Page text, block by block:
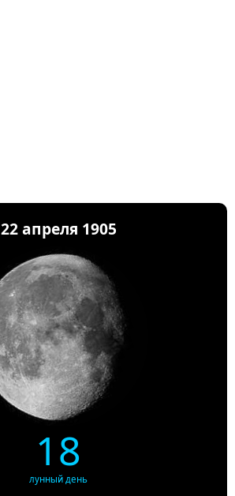
22 апреля 1905
18
лунный день